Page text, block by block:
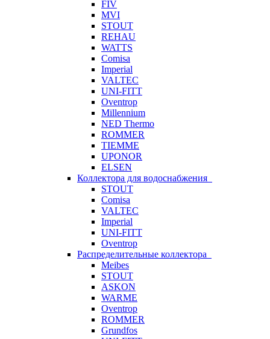
FIV
MVI
STOUT
REHAU
WATTS
Comisa
Imperial
VALTEC
UNI-FITT
Oventrop
Millennium
NED Thermo
ROMMER
TIEMME
UPONOR
ELSEN
Коллектора для водоснабжения
STOUT
Comisa
VALTEC
Imperial
UNI-FITT
Oventrop
Распределительные коллектора
Meibes
STOUT
ASKON
WARME
Oventrop
ROMMER
Grundfos